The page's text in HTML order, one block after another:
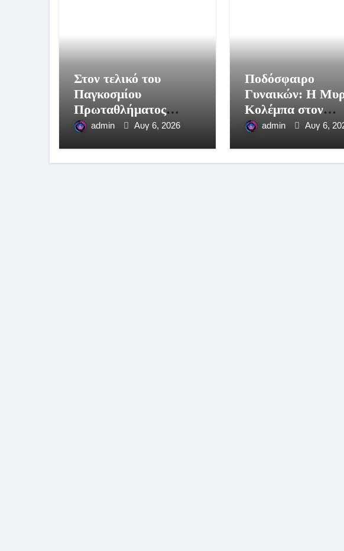
Στον τελικό του
Παγκοσμίου
Πρωταθλήματος
Στίβου Κ20 ο Άρης
admin Αυγ 6, 2026
Ποδόσφαιρο
Γυναικών: Η
Κολέμπα στον
Ολυμπιακό!
admin Αυγ 6,